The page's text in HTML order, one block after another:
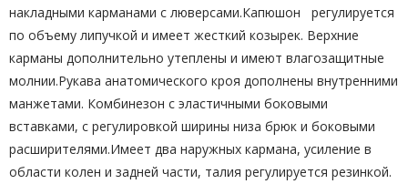
накладными карманами с люверсами.Капюшон регулируется
по объему липучкой и имеет жесткий козырек. Верхние
карманы дополнительно утеплены и имеют влагозащитные
молнии.Рукава анатомического кроя дополнены внутренними
манжетами. Комбинезон с эластичными боковыми
вставками, с регулировкой ширины низа брюк и боковыми
расширителями.Имеет два наружных кармана, усиление в
области колен и задней части, талия регулируется резинкой.